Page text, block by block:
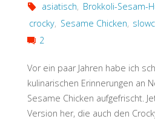
asiatisch, Brokkoli-Sesam-
crocky, Sesame Chicken,
2
Vor ein paar Jahren habe ich
kulinarischen Erinnerungen an
Sesame Chicken aufgefrischt.
Version her, die auch den